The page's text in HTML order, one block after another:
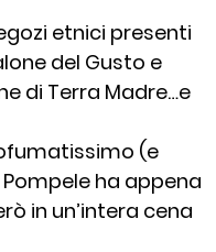
etnici presenti
del Gusto e
di Terra Madre…e
(e
ha appena
in un’intera cena